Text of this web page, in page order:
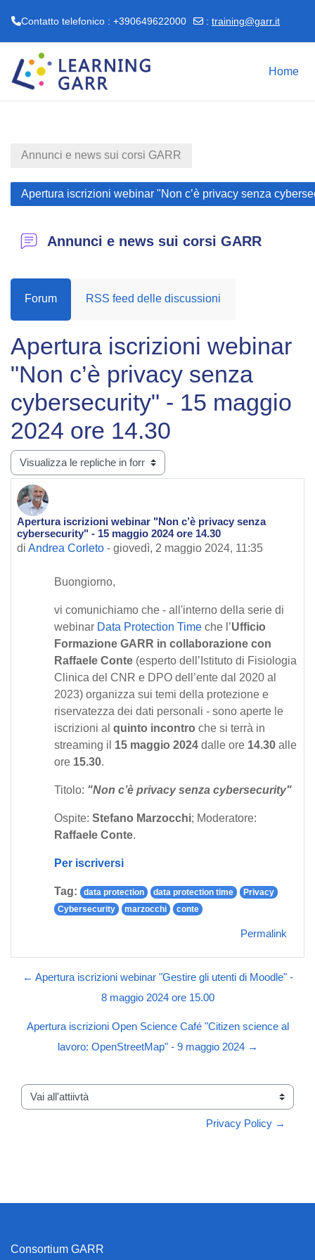
Contatto telefonico : +390649622000 : training@garr.it
Home
Annunci e news sui corsi GARR
Apertura iscrizioni webinar "Non c’è privacy senza
Annunci e news sui corsi GARR
Forum RSS feed delle discussioni
Apertura iscrizioni webinar
"Non c’è privacy senza
cybersecurity" - 15 maggio
2024 ore 14.30
Modalità visualizzazione
Apertura iscrizioni webinar "Non c’è privacy senza
cybersecurity" - 15 maggio 2024 ore 14.30
di Andrea Corleto - giovedì, 2 maggio 2024, 11:35
Numero di risposte: 0
Buongiorno,
vi comunichiamo che - all'interno della serie di
webinar Data Protection Time che l’Ufficio
Formazione GARR in collaborazione con
Raffaele Conte (esperto dell’Istituto di Fisiologia
Clinica del CNR e DPO dell’ente dal 2020 al
2023) organizza sui temi della protezione e
riservatezza dei dati personali - sono aperte le
iscrizioni al quinto incontro che si terrà in
streaming il 15 maggio 2024 dalle ore 14.30 alle
ore 15.30.
Titolo: "Non c’è privacy senza cybersecurity"
Ospite: Stefano Marzocchi; Moderatore:
Raffaele Conte.
Per iscriversi
Tag: data protection data protection time
Privacy
Cybersecurity
marzocchi conte
Permalink
← Apertura iscrizioni webinar "Gestire gli utenti di Moodle" -
8 maggio 2024 ore 15.00
Apertura iscrizioni Open Science Café "Citizen science al
lavoro: OpenStreetMap" - 9 maggio 2024 →
Vai all'attiivtà
Privacy Policy →
Consortium GARR